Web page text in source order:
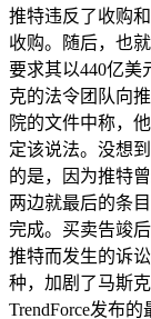
推特违反了收购
收购。随后，也
要求其以440亿美
克的法令团队向
院的文件中称，
定该说法。没想
的是，因为推特
两边就最后的条
完成。买卖告竣
推特而发生的诉
种，加剧了马斯
TrendForce发布